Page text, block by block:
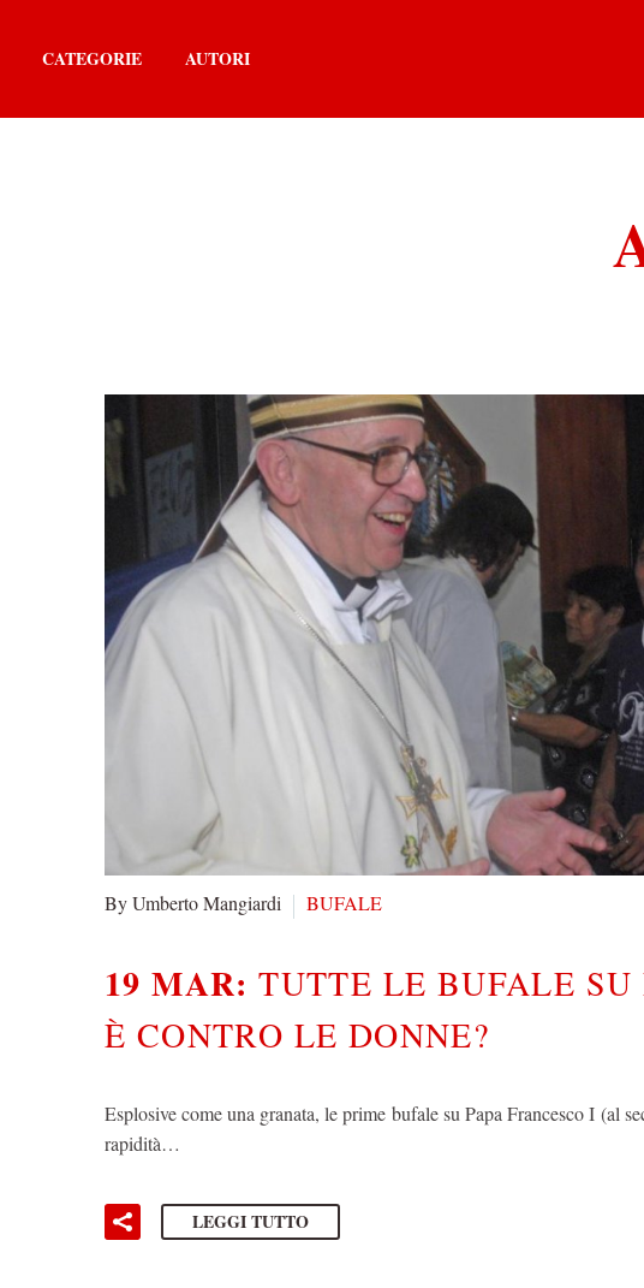
CATEGORIE AUTORI
By Umberto Mangiardi BUFALE
19 MAR:TUTTE LE BUFALE
È CONTRO LE DONNE?
Esplosive come una granata, le prime bufale su Papa Francesco I (al
rapidità…
LEGGI TUTTO